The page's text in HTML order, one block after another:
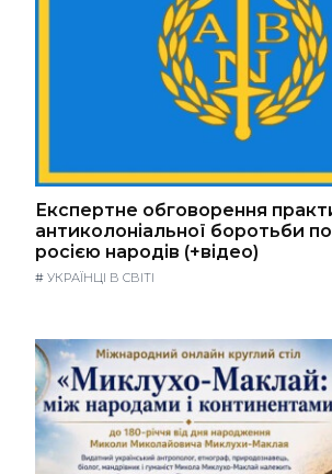
Експертне обговорення
антиколоніальної боротьби
росією народів (+відео)
# УКРАЇНЦІ В СВІТІ